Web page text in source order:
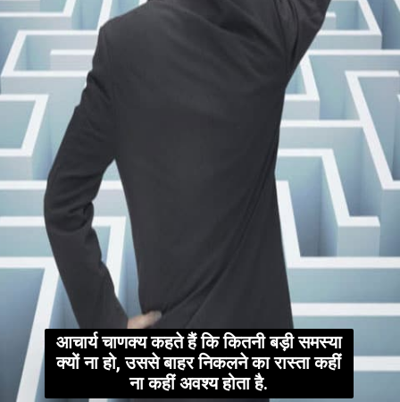
आचार्य चाणक्य कहते हैं कि कितनी बड़ी समस्या
क्यों ना हो, उससे बाहर निकलने का रास्ता कहीं
ना कहीं अवश्य होता है.